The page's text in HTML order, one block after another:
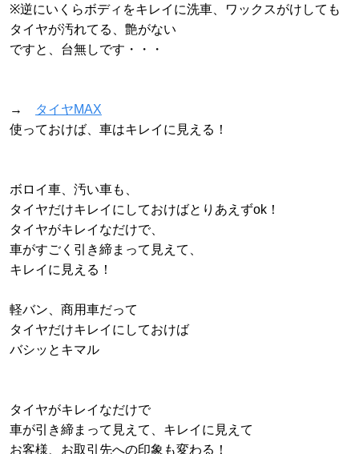
※逆にいくらボディをキレイに洗車、ワックスがけしても
タイヤが汚れてる、艶がない
ですと、台無しです・・・
→
タイヤMAX
使っておけば、車はキレイに見える！
ボロイ車、汚い車も、
タイヤだけキレイにしておけばとりあえずok！
タイヤがキレイなだけで、
車がすごく引き締まって見えて、
キレイに見える！
軽バン、商用車だって
タイヤだけキレイにしておけば
バシッとキマル
タイヤがキレイなだけで
車が引き締まって見えて、キレイに見えて
お客様、お取引先への印象も変わる！